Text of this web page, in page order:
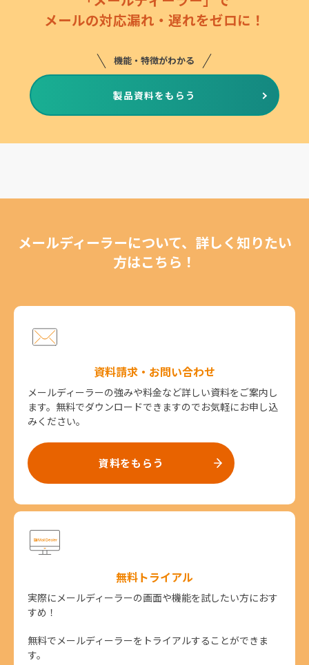
メールの対応漏れ・遅れをゼロに！
機能・特徴がわかる
製品資料をもらう
メールディーラーについて、詳しく知りたい
方はこちら！
資料請求・お問い合わせ
メールディーラーの強みや料金など詳しい資料をご案内し
ます。無料でダウンロードできますのでお気軽にお申し込
みください。
資料をもらう
無料トライアル
実際にメールディーラーの画面や機能を試したい方におす
すめ！
無料でメールディーラーをトライアルすることができま
す。